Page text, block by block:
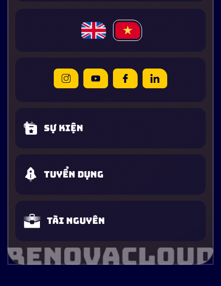
Sự kiện
Tuyển dụng
Tài nguyên